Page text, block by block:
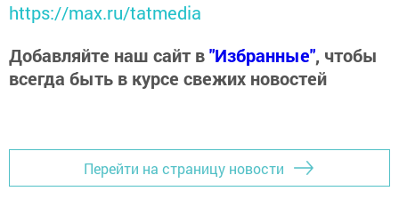
https://max.ru/tatmedia
Добавляйте наш сайт в"Избранные", чтобы
всегда быть в курсе свежих новостей
Перейти на страницу новости